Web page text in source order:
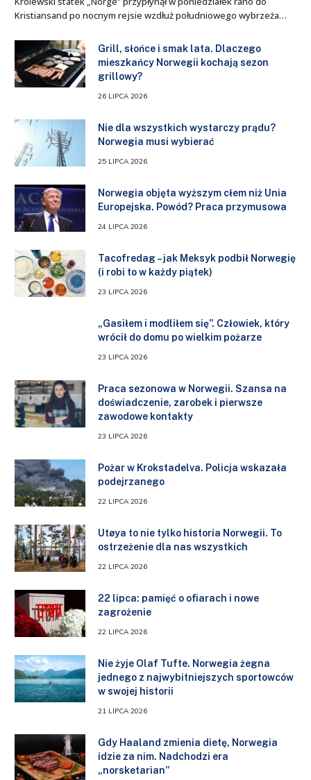
Kristiansand po nocnym rejsie wzdłuż południowego wybrzeża…
Grill, słońce i smak lata. Dlaczego
mieszkańcy Norwegii kochają sezon
grillowy?
26 LIPCA 2026
Nie dla wszystkich wystarczy prądu?
Norwegia musi wybierać
25 LIPCA 2026
Norwegia objęta wyższym cłem niż Unia
Europejska. Powód? Praca przymusowa
24 LIPCA 2026
Tacofredag – jak Meksyk podbił Norwegię
(i robi to w każdy piątek)
23 LIPCA 2026
„Gasiłem i modliłem się”. Człowiek, który
wrócił do domu po wielkim pożarze
23 LIPCA 2026
Praca sezonowa w Norwegii. Szansa na
doświadczenie, zarobek i pierwsze
zawodowe kontakty
23 LIPCA 2026
Pożar w Krokstadelva. Policja wskazała
podejrzanego
22 LIPCA 2026
Utøya to nie tylko historia Norwegii. To
ostrzeżenie dla nas wszystkich
22 LIPCA 2026
22 lipca: pamięć o ofiarach i nowe
zagrożenie
22 LIPCA 2026
Nie żyje Olaf Tufte. Norwegia żegna
jednego z najwybitniejszych sportowców
w swojej historii
21 LIPCA 2026
Gdy Haaland zmienia dietę, Norwegia
idzie za nim. Nadchodzi era
„norsketarian”